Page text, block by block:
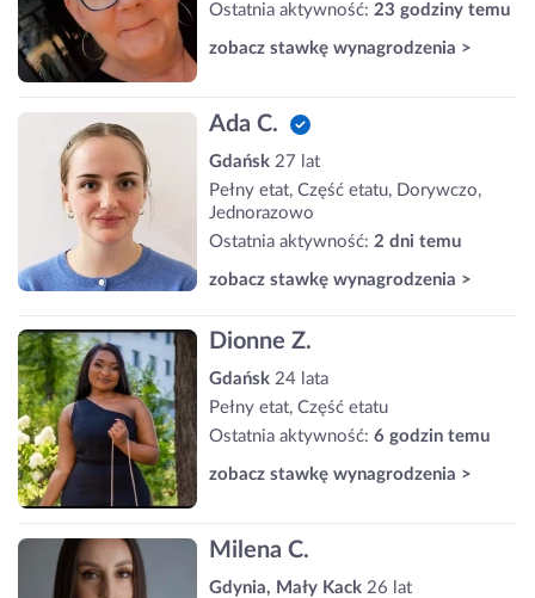
Ostatnia aktywność: 23 godziny temu
zobacz stawkę wynagrodzenia >
Ada C.
Gdańsk 27 lat
Pełny etat, Część etatu, Dorywczo,
Jednorazowo
Ostatnia aktywność: 2 dni temu
zobacz stawkę wynagrodzenia >
Dionne Z.
Gdańsk 24 lata
Pełny etat, Część etatu
Ostatnia aktywność: 6 godzin temu
zobacz stawkę wynagrodzenia >
Milena C.
Gdynia, Mały Kack 26 lat